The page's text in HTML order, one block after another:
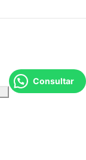
Consultar